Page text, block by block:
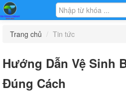
Hướng dẫn
Khuyến mại
Thông Tin Công Ty
Trang chủ / Tin tức
Hướng Dẫn Vệ Sinh
Đúng Cách